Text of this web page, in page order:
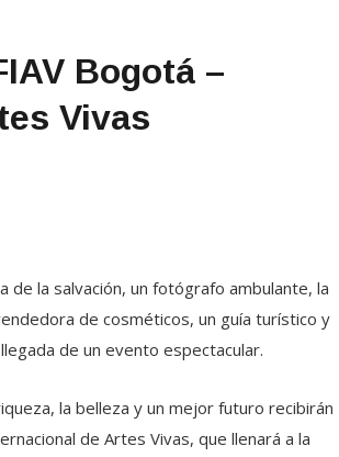
Bogotá –
Vivas
la salvación, un fotógrafo ambulante, la
de cosméticos, un guía turístico y
de un evento espectacular.
la belleza y un mejor futuro recibirán
de Artes Vivas, que llenará a la